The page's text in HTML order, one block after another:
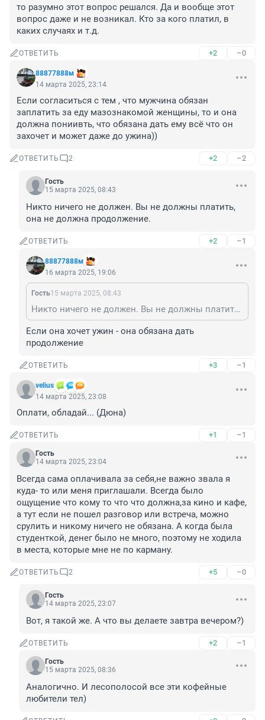
то разумно этот вопрос решался. Да и вообще этот
вопрос даже и не возникал. Кто за кого платил, в
каких случаях и т.д.
ОТВЕТИТЬ +2 –0
88877888м
14 марта 2025, 23:14
Если согласиться с тем , что мужчина обязан
заплатить за еду мазознакомой женщины, то и она
должна пониивть, что обязана дать ему всё что он
захочет и может даже до ужина))
ОТВЕТИТЬ 2 +2 –2
Гость
15 марта 2025, 08:43
Никто ничего не должен. Вы не должны платить,
она не должна продолжение.
ОТВЕТИТЬ +2 –1
88877888м
16 марта 2025, 19:06
Гость15 марта 2025, 08:43
Никто ничего не должен. Вы не должны платить, она не должна продолжение.
Если она хочет ужин - она обязана дать
продолжение
ОТВЕТИТЬ +3 –1
velius
14 марта 2025, 23:08
Оплати, обладай... (Дюна)
ОТВЕТИТЬ +1 –1
Гость
14 марта 2025, 23:04
Всегда сама оплачивала за себя,не важно звала я
куда- то или меня приглашали. Всегда было
ощущение что кому то что что должна,за кино и кафе,
а тут если не пошел разговор или встреча, можно
срулить и никому ничего не обязана. А когда была
студенткой, денег было не много, поэтому не ходила
в места, которые мне не по карману.
ОТВЕТИТЬ 2 +5 –0
Гость
14 марта 2025, 23:07
Вот, я такой же. А что вы делаете завтра вечером?)
ОТВЕТИТЬ +2 –1
Гость
15 марта 2025, 08:36
Аналогично. И лесополосой все эти кофейные
любители тел)